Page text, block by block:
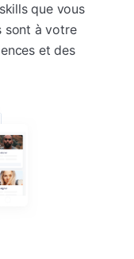
que vous
sont à votre
et des